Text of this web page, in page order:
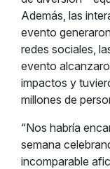
Además, las
evento
redes sociales,
evento
impactos y
millones de
“Nos habría
semana
incomparable